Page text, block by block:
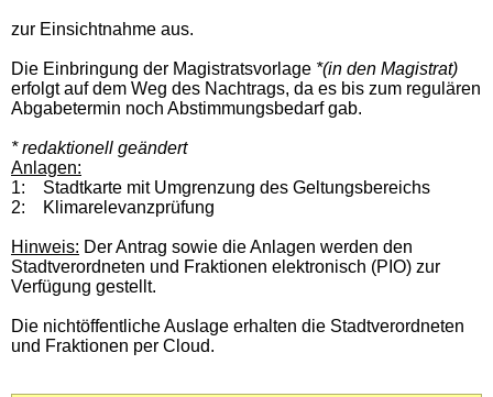
zur Einsichtnahme aus.
Die Einbringung der Magistratsvorlage *(in den Magistrat)
erfolgt auf dem Weg des Nachtrags, da es bis zum regulären
Abgabetermin noch Abstimmungsbedarf gab.
* redaktionell geändert
Anlagen:
1: Stadtkarte mit Umgrenzung des Geltungsbereichs
2: Klimarelevanzprüfung
Hinweis: Der Antrag sowie die Anlagen werden den
Stadtverordneten und Fraktionen elektronisch (PIO) zur
Verfügung gestellt.
Die nichtöffentliche Auslage erhalten die Stadtverordneten
und Fraktionen per Cloud.